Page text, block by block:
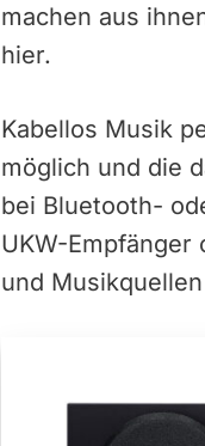
machen aus
hier.
Kabellos Musik
möglich und die
bei Bluetooth-
UKW-
und